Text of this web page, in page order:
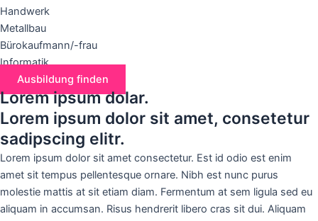
Handwerk
Metallbau
Bürokaufmann/-frau
Informatik
Ausbildung finden
Lorem ipsum dolar.
Lorem ipsum dolor sit amet, consetetur
sadipscing elitr.
Lorem ipsum dolor sit amet consectetur. Est id odio est enim
amet sit tempus pellentesque ornare. Nibh est nunc purus
molestie mattis at sit etiam diam. Fermentum at sem ligula sed eu
aliquam in accumsan. Risus hendrerit libero cras sit dui. Aliquam